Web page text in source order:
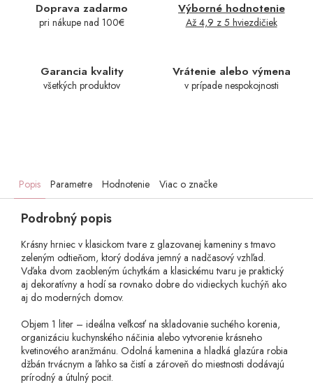
Doprava zadarmo
pri nákupe nad 100€
Výborné hodnotenie
Až 4,9 z 5 hviezdičiek
Garancia kvality
všetkých produktov
Vrátenie alebo výmena
v prípade nespokojnosti
Popis Parametre Hodnotenie Viac o značke
Podrobný popis
Krásny hrniec v klasickom tvare z glazovanej kameniny s tmavo
zeleným odtieňom, ktorý dodáva jemný a nadčasový vzhľad.
Vďaka dvom zaobleným úchytkám a klasickému tvaru je praktický
aj dekoratívny a hodí sa rovnako dobre do vidieckych kuchýň ako
aj do moderných domov.
Objem 1 liter – ideálna veľkosť na skladovanie suchého korenia,
organizáciu kuchynského náčinia alebo vytvorenie krásneho
kvetinového aranžmánu. Odolná kamenina a hladká glazúra robia
džbán trvácnym a ľahko sa čistí a zároveň do miestnosti dodávajú
prírodný a útulný pocit.